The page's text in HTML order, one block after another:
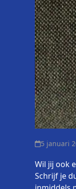
5 januari
Wil jij ook
Schrijf je